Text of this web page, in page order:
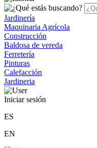
Jardinería
Maquinaria Agrícola
Construcción
Baldosa de vereda
Ferretería
Pinturas
Calefacción
Jardineria
Iniciar sesión
ES
EN